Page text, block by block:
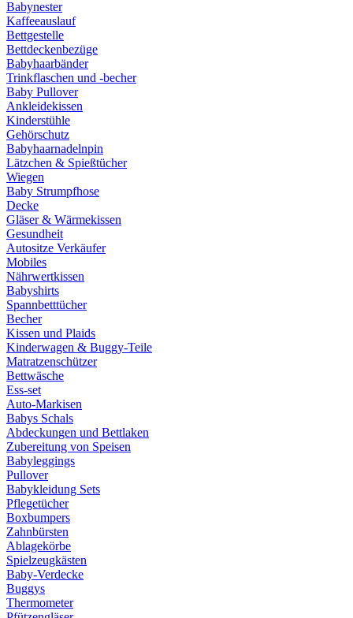
Babynester
Kaffeeauslauf
Bettgestelle
Bettdeckenbezüge
Babyhaarbänder
Trinkflaschen und -becher
Baby Pullover
Ankleidekissen
Kinderstühle
Gehörschutz
Babyhaarnadelnpin
Lätzchen & Spießtücher
Wiegen
Baby Strumpfhose
Decke
Gläser & Wärmekissen
Gesundheit
Autositze Verkäufer
Mobiles
Nährwertkissen
Babyshirts
Spannbetttücher
Becher
Kissen und Plaids
Kinderwagen & Buggy-Teile
Matratzenschützer
Bettwäsche
Ess-set
Auto-Markisen
Babys Schals
Abdeckungen und Bettlaken
Zubereitung von Speisen
Babyleggings
Pullover
Babykleidung Sets
Pflegetücher
Boxbumpers
Zahnbürsten
Ablagekörbe
Spielzeugkästen
Baby-Verdecke
Buggys
Thermometer